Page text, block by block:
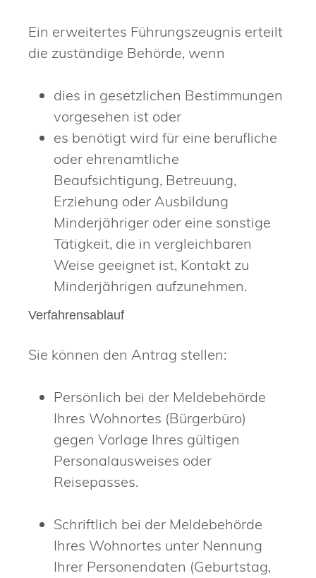
Ein erweitertes Führungszeugnis erteilt
die zuständige Behörde, wenn
dies in gesetzlichen Bestimmungen
vorgesehen ist oder
es benötigt wird für eine berufliche
oder ehrenamtliche
Beaufsichtigung, Betreuung,
Erziehung oder Ausbildung
Minderjähriger oder eine sonstige
Tätigkeit, die in vergleichbaren
Weise geeignet ist, Kontakt zu
Minderjährigen aufzunehmen.
Verfahrensablauf
Sie können den Antrag stellen:
Persönlich bei der Meldebehörde
Ihres Wohnortes (Bürgerbüro)
gegen Vorlage Ihres gültigen
Personalausweises oder
Reisepasses.
Schriftlich bei der Meldebehörde
Ihres Wohnortes unter Nennung
Ihrer Personendaten (Geburtstag,